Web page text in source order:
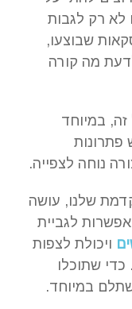
לא רק לגבות
שבוצעו,
מה קורה
במיוחד
נוחה לצפייה.
שלנו, עושה
לגביית
ויכולת לצפות
שתוכלו
במיוחד.